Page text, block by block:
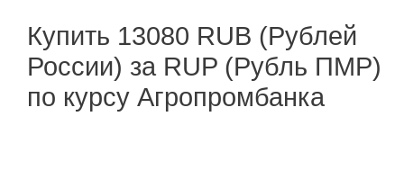
Купить 13080 RUB (Рублей
России) за RUP (Рубль ПМР)
по курсу Агропромбанка